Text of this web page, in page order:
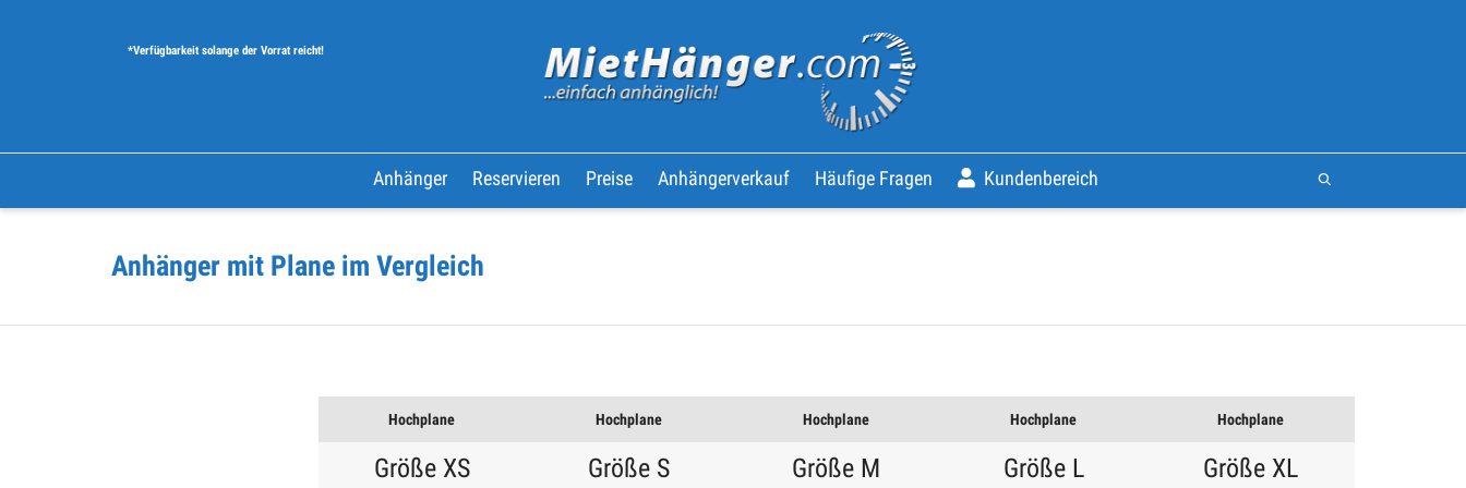
*Verfügbarkeit solange der Vorrat reicht!
Anhänger Reservieren Preise Anhängerverkauf Häufige Fragen Kundenbereich
Anhänger mit Plane im Vergleich
Hochplane
Größe XS
Hochplane
Größe S
Hochplane
Größe M
Hochplane
Größe L
Hochplane
Größe XL